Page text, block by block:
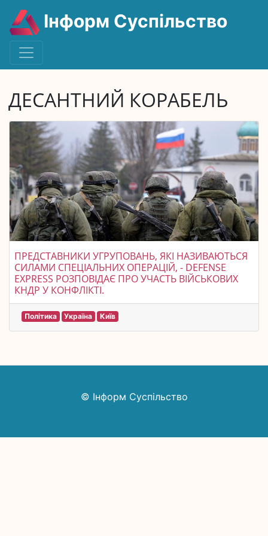
Інформ Суспільство
ДЕСАНТНИЙ КОРАБЕЛЬ
ПРЕДСТАВНИКИ УГРУПОВАНЬ, ЯКІ НАЗИВАЮТЬСЯ
СИЛАМИ СПЕЦІАЛЬНИХ ОПЕРАЦІЙ, - DEFENSE
EXPRESS РОЗПОВІДАЄ ПРО УЧАСТЬ ВІЙСЬКОВИХ
КНДР У КОНФЛІКТІ.
Політика Україна Київ
© Інформ Суспільство